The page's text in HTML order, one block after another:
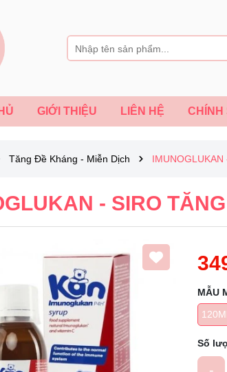
GIỚI THIỆU LIÊN HỆ CHÍNH
Tăng Đề Kháng - Miễn Dịch
- SIRO
MẪU
Số